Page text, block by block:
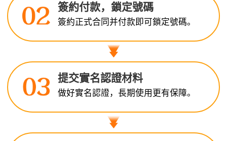
簽約付款，鎖定號碼
簽約正式合同并付款即可鎖定號碼。
提交實名認證材料
做好實名認證，長期使用更有保障。